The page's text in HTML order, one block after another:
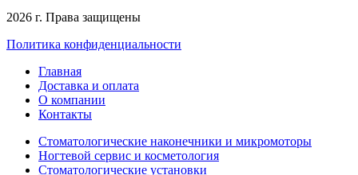
2026 г. Права защищены
Политика конфиденциальности
Главная
Доставка и оплата
О компании
Контакты
Стоматологические наконечники и микромоторы
Ногтевой сервис и косметология
Стоматологические установки